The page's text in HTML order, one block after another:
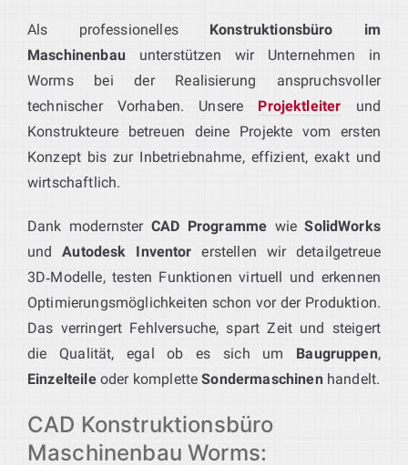
Als professionelles Konstruktionsbüro im
Maschinenbau unterstützen wir Unternehmen in
Worms bei der Realisierung anspruchsvoller
technischer Vorhaben. Unsere Projektleiter und
Konstrukteure betreuen deine Projekte vom ersten
Konzept bis zur Inbetriebnahme, effizient, exakt und
wirtschaftlich.
Dank modernster CAD Programme wieSolidWorks
undAutodesk Inventor erstellen wir detailgetreue
3D‑Modelle, testen Funktionen virtuell und erkennen
Optimierungsmöglichkeiten schon vor der Produktion.
Das verringert Fehlversuche, spart Zeit und steigert
die Qualität, egal ob es sich um Baugruppen,
Einzelteileoder kompletteSondermaschinenhandelt.
CAD Konstruktionsbüro
Maschinenbau Worms: